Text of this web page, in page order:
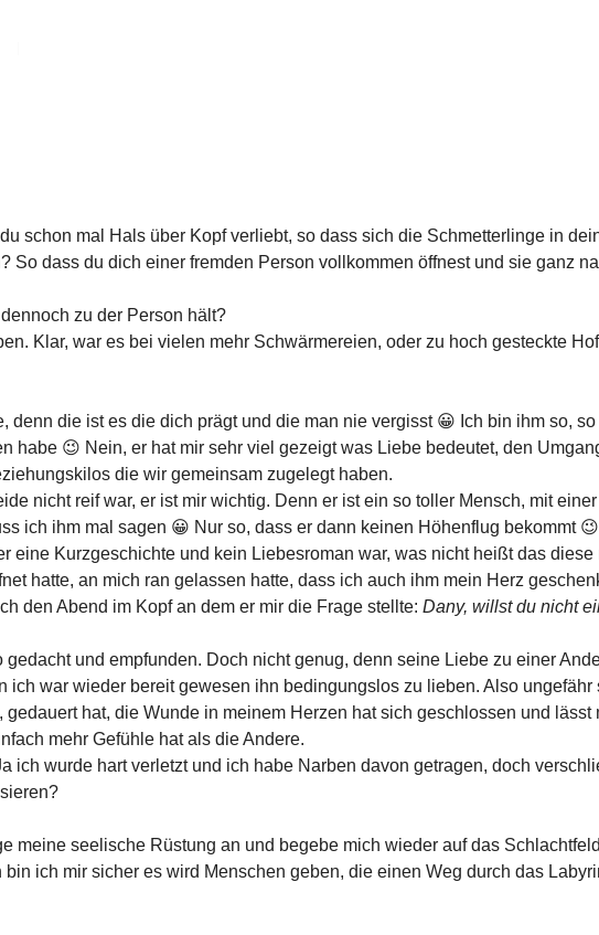
schon mal Hals über Kopf verliebt, so dass sich die Schmetterlinge in
So dass du dich einer fremden Person vollkommen öffnest und sie ganz
zu der Person hält?
Klar, war es bei vielen mehr Schwärmereien, oder zu hoch gesteckte
denn die ist es die dich prägt und die man nie vergisst 😀 Ich bin ihm so,
habe 😉 Nein, er hat mir sehr viel gezeigt was Liebe bedeutet, den
die wir gemeinsam zugelegt haben.
nicht reif war, er ist mir wichtig. Denn er ist ein so toller Mensch, mit
ich ihm mal sagen 😀 Nur so, dass er dann keinen Höhenflug bekommt 😉
eine Kurzgeschichte und kein Liebesroman war, was nicht heißt das
hatte, an mich ran gelassen hatte, dass ich auch ihm mein Herz
den Abend im Kopf an dem er mir die Frage stellte: Dany, willst du nicht
und empfunden. Doch nicht genug, denn seine Liebe zu einer
ich war wieder bereit gewesen ihn bedingungslos zu lieben. Also ungefähr
hat, die Wunde in meinem Herzen hat sich geschlossen und
mehr Gefühle hat als die Andere.
ich wurde hart verletzt und ich habe Narben davon getragen, doch
meine seelische Rüstung an und begebe mich wieder auf das
ich mir sicher es wird Menschen geben, die einen Weg durch das